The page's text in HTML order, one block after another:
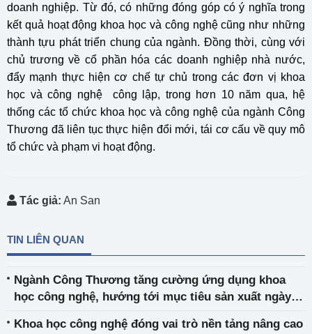
doanh nghiệp. Từ đó, có những đóng góp có ý nghĩa trong
kết quả hoạt động khoa học và công nghệ cũng như những
thành tựu phát triển chung của ngành. Đồng thời, cùng với
chủ trương về cổ phần hóa các doanh nghiệp nhà nước,
đẩy mạnh thực hiện cơ chế tự chủ trong các đơn vị khoa
học và công nghệ công lập, trong hơn 10 năm qua, hệ
thống các tổ chức khoa học và công nghệ của ngành Công
Thương đã liên tục thực hiện đổi mới, tái cơ cấu về quy mô
tổ chức và phạm vi hoạt động.
Tác giả: An San
TIN LIÊN QUAN
Ngành Công Thương tăng cường ứng dụng khoa
học công nghệ, hướng tới mục tiêu sản xuất ngày
Khoa học công nghệ đóng vai trò nền tảng nâng cao